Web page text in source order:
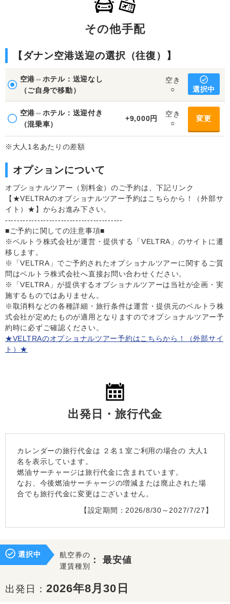
その他手配
【ダナン空港送迎の選択（往復）】
空港⇔ホテル：送迎なし
（ご自身で移動）
空き
○
選択中
空港⇔ホテル：送迎付き
（混乗車）
+9,000円
空き
○
変更
※大人1名あたりの差額
オプションについて
オプショナルツアー（別料金）のご予約は、下記リンク
【★VELTRAのオプショナルツアー予約はこちらから！（外部サ
イト）★】からお進み下さい。
----------------------------------------
■ご予約に関しての注意事項■
※ベルトラ株式会社が運営・提供する「VELTRA」のサイトに遷
移します。
※「VELTRA」でご予約されたオプショナルツアーに関するご質
問はベルトラ株式会社へ直接お問い合わせください。
※「VELTRA」が提供するオプショナルツアーは当社が企画・実
施するものではありません。
※取消料などの各種詳細・旅行条件は運営・提供元のベルトラ株
式会社が定めたものが適用となりますのでオプショナルツアー予
約時に必ずご確認ください。
★VELTRAのオプショナルツアー予約はこちらから！（外部サイ
ト）★
出発日・旅行代金
カレンダーの旅行代金は ２名１室 ご利用の場合の 大人1
名を表示しています。
燃油サーチャージは旅行代金に含まれています。
なお、今後燃油サーチャージの増減または廃止された場
合でも旅行代金に変更はございません。
【設定期間：2026/8/30～2027/7/27】
選択中
航空券の
運賃種別
：最安値
出発日： 2026年8月30日